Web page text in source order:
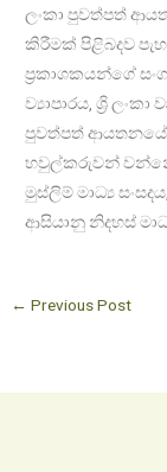
ලංකා පුවත්පත්
කිරීමක් පිළිබදව
ප්‍රකාශකයන්ගේ
ව්‍යාපාරය, ශ්‍රි
පුවත්පත් ආයතනයේ
හවුල්කරුවන් වන්නේ
මුස්ලිම් මාධ්‍ය
ආසියානු නිදහස්
← Previous Post